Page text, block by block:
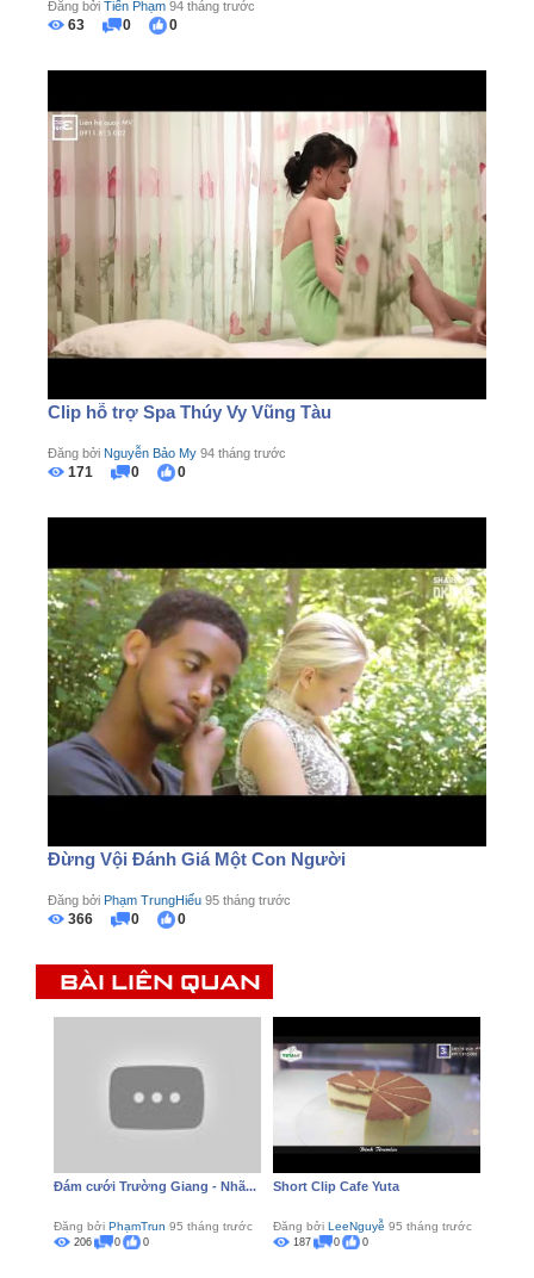
Đăng bởi Tiến Phạm 94 tháng trước
63 0 0
Clip hỗ trợ Spa Thúy Vy Vũng Tàu
Đăng bởi Nguyễn Bảo My 94 tháng trước
171 0 0
Đừng Vội Đánh Giá Một Con Người
Đăng bởi Phạm TrungHiếu 95 tháng trước
366 0 0
BÀI LIÊN QUAN
Đám cưới Trường Giang - Nhã...
Đăng bởi PhạmTrun 95 tháng trước
206 0 0
Short Clip Cafe Yuta
Đăng bởi LeeNguyễ 95 tháng trước
187 0 0